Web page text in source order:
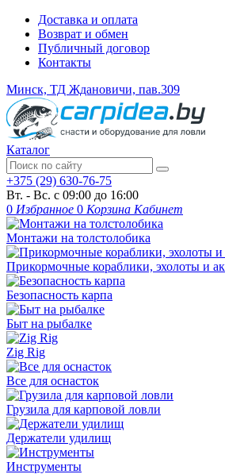
Доставка и оплата
Возврат и обмен
Публичный договор
Контакты
Минск, ТД Ждановичи, пав.309
Каталог
+375 (29) 630-76-75
Вт. - Вс. с 09:00 до 16:00
0 Избранное 0 Корзина Кабинет
Монтажи на толстолобика
Прикормочные кораблики, эхолоты и
Безопасность карпа
Быт на рыбалке
Zig Rig
Все для оснасток
Грузила для карповой ловли
Держатели удилищ
Инструменты